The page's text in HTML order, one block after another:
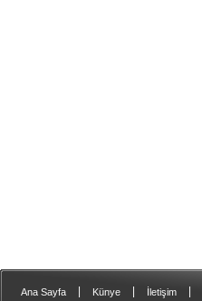
Ana Sayfa Künye İletişim